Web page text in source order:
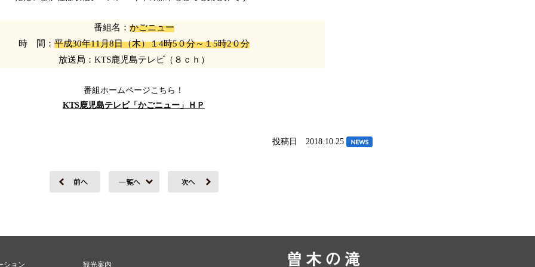
番組名： かごニュー
時 間： 平成30年11月8日（木）１4時5０分～１5時2０分
放送局：KTS鹿児島テレビ（８ｃｈ）
番組ホームページこちら！
KTS鹿児島テレビ「かごニュー」ＨＰ
投稿日 2018.10.25
ション 観光案内